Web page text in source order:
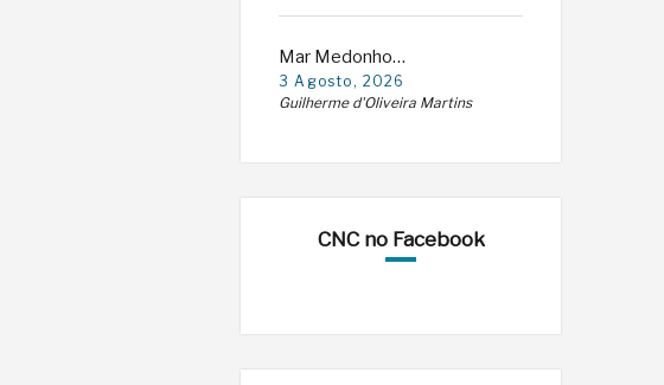
Mar Medonho…
3 Agosto, 2026
Guilherme d'Oliveira Martins
CNC no Facebook